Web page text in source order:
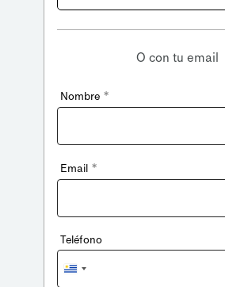
O con tu email
Nombre *
Email *
Teléfono
Uruguay